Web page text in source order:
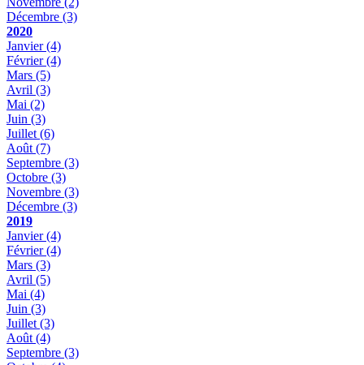
Décembre (3)
2020
Janvier(4)
Février(4)
Mars (5)
Avril (3)
Mai (2)
Juin (3)
Juillet (6)
Août (7)
Septembre (3)
Octobre (3)
Novembre (3)
Décembre (3)
2019
Janvier(4)
Février(4)
Mars (3)
Avril (5)
Mai (4)
Juin (3)
Juillet (3)
Août (4)
Septembre (3)